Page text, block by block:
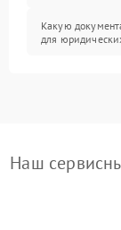
Какую
для
Наш